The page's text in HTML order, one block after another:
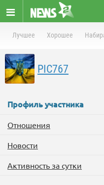
Лучшее Хорошее
PIC767
Профиль участника
Отношения
Новости
Активность за сутки